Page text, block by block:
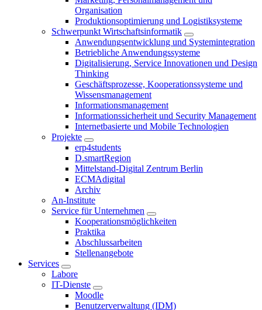
Organisation
Produktionsoptimierung und Logistiksysteme
Schwerpunkt Wirtschaftsinformatik
Anwendungsentwicklung und Systemintegration
Betriebliche Anwendungssysteme
Digitalisierung, Service Innovationen und Design
Thinking
Geschäftsprozesse, Kooperationssysteme und
Wissensmanagement
Informationsmanagement
Informationssicherheit und Security Management
Internetbasierte und Mobile Technologien
Projekte
erp4students
D.smartRegion
Mittelstand-Digital Zentrum Berlin
ECMAdigital
Archiv
An-Institute
Service für Unternehmen
Kooperationsmöglichkeiten
Praktika
Abschlussarbeiten
Stellenangebote
Services
Labore
IT-Dienste
Moodle
Benutzerverwaltung (IDM)